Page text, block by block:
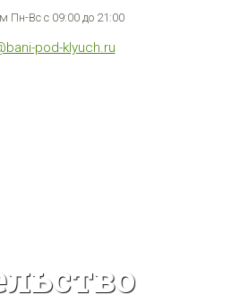
Пн-Вс с 09:00 до 21:00
pod-klyuch.ru